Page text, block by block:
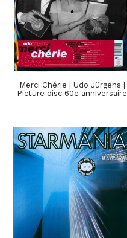
Merci Chérie | Udo Jürgens |
Picture disc 60e anniversaire